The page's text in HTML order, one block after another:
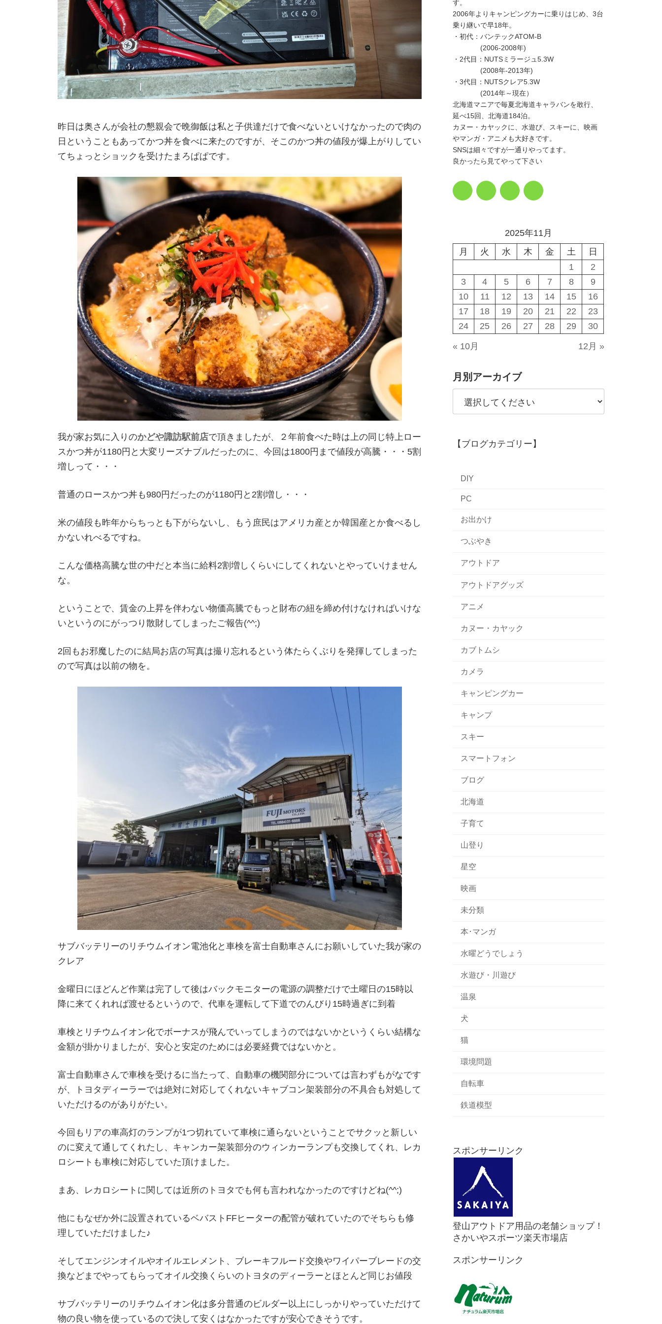
昨日は奥さんが会社の懇親会で晩御飯は私と子供達だけで食べないといけなかったので肉の
日ということもあってかつ丼を食べに来たのですが、そこのかつ丼の値段が爆上がりしてい
てちょっとショックを受けたまろぱぱです。
我が家お気に入りのかどや諏訪駅前店で頂きましたが、２年前食べた時は上の同じ特上ロー
スかつ丼が1180円と大変リーズナブルだったのに、今回は1800円まで値段が高騰・・・5割
増しって・・・
普通のロースかつ丼も980円だったのが1180円と2割増し・・・
米の値段も昨年からちっとも下がらないし、もう庶民はアメリカ産とか韓国産とか食べるし
かないれべるですね。
こんな価格高騰な世の中だと本当に給料2割増しくらいにしてくれないとやっていけません
な。
ということで、賃金の上昇を伴わない物価高騰でもっと財布の紐を締め付けなければいけな
いというのにがっつり散財してしまったご報告(^^;)
2回もお邪魔したのに結局お店の写真は撮り忘れるという体たらくぶりを発揮してしまった
ので写真は以前の物を。
サブバッテリーのリチウムイオン電池化と車検を富士自動車さんにお願いしていた我が家の
クレア
金曜日にほどんど作業は完了して後はバックモニターの電源の調整だけで土曜日の15時以
降に来てくれれば渡せるというので、代車を運転して下道でのんびり15時過ぎに到着
車検とリチウムイオン化でボーナスが飛んでいってしまうのではないかというくらい結構な
金額が掛かりましたが、安心と安定のためには必要経費ではないかと。
富士自動車さんで車検を受けるに当たって、自動車の機関部分については言わずもがなです
が、トヨタディーラーでは絶対に対応してくれないキャブコン架装部分の不具合も対処して
いただけるのがありがたい。
今回もリアの車高灯のランプが1つ切れていて車検に通らないということでサクッと新しい
のに変えて通してくれたし、キャンカー架装部分のウィンカーランプも交換してくれ、レカ
ロシートも車検に対応していた頂けました。
まあ、レカロシートに関しては近所のトヨタでも何も言われなかったのですけどね(^^;)
他にもなぜか外に設置されているベバストFFヒーターの配管が破れていたのでそちらも修
理していただけました♪
そしてエンジンオイルやオイルエレメント、ブレーキフルード交換やワイパーブレードの交
換などまでやってもらってオイル交換くらいのトヨタのディーラーとほとんど同じお値段
サブバッテリーのリチウムイオン化は多分普通のビルダー以上にしっかりやっていただけて
物の良い物を使っているので決して安くはなかったですが安心できそうです。
す。
2006年よりキャンピングカーに乗りはじめ、3台
乗り継いで早18年。
・初代：バンテックATOM-B
(2006-2008年)
・2代目：NUTSミラージュ5.3W
(2008年-2013年)
・3代目：NUTSクレア5.3W
(2014年～現在）
北海道マニアで毎夏北海道キャラバンを敢行、
延べ15回、北海道184泊。
カヌー・カヤックに、水遊び、スキーに、映画
やマンガ・アニメも大好きです。
SNSは細々ですが一通りやってます。
良かったら見てやって下さい
2025年11月
月
火 水 木 金 土
日
1
2
3
4 5 6 7 8
9
10
11 12 13 14 15
16
17
18 19 20 21 22
23
24
25 26 27 28 29 30
« 10月 12月 »
月別アーカイブ
【ブログカテゴリー】
DIY
PC
お出かけ
つぶやき
アウトドア
アウトドアグッズ
アニメ
カヌー・カヤック
カブトムシ
カメラ
キャンピングカー
キャンプ
スキー
スマートフォン
ブログ
北海道
子育て
山登り
星空
映画
未分類
本･マンガ
水曜どうでしょう
水遊び・川遊び
温泉
犬
猫
環境問題
自転車
鉄道模型
スポンサーリンク
登山アウトドア用品の老舗ショップ！
さかいやスポーツ楽天市場店
スポンサーリンク